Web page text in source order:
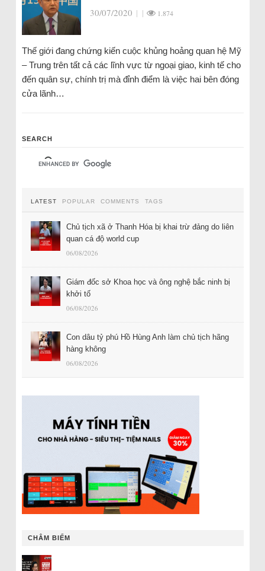
30/07/2020 | | 1.874
Thế giới đang chứng kiến cuộc khủng hoảng quan hệ Mỹ
– Trung trên tất cả các lĩnh vực từ ngoại giao, kinh tế cho
đến quân sự, chính trị mà đỉnh điểm là việc hai bên đóng
cửa lãnh…
SEARCH
LATEST POPULAR COMMENTS TAGS
Chủ tịch xã ở Thanh Hóa bị khai trừ đảng do liên
quan cá độ world cup
06/08/2026
Giám đốc sở Khoa học và ông nghệ bắc ninh bị
khởi tố
06/08/2026
Con dâu tỷ phú Hồ Hùng Anh làm chủ tịch hãng
hàng không
06/08/2026
CHÂM BIẾM